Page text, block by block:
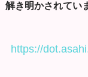
解き明かされてい
https://